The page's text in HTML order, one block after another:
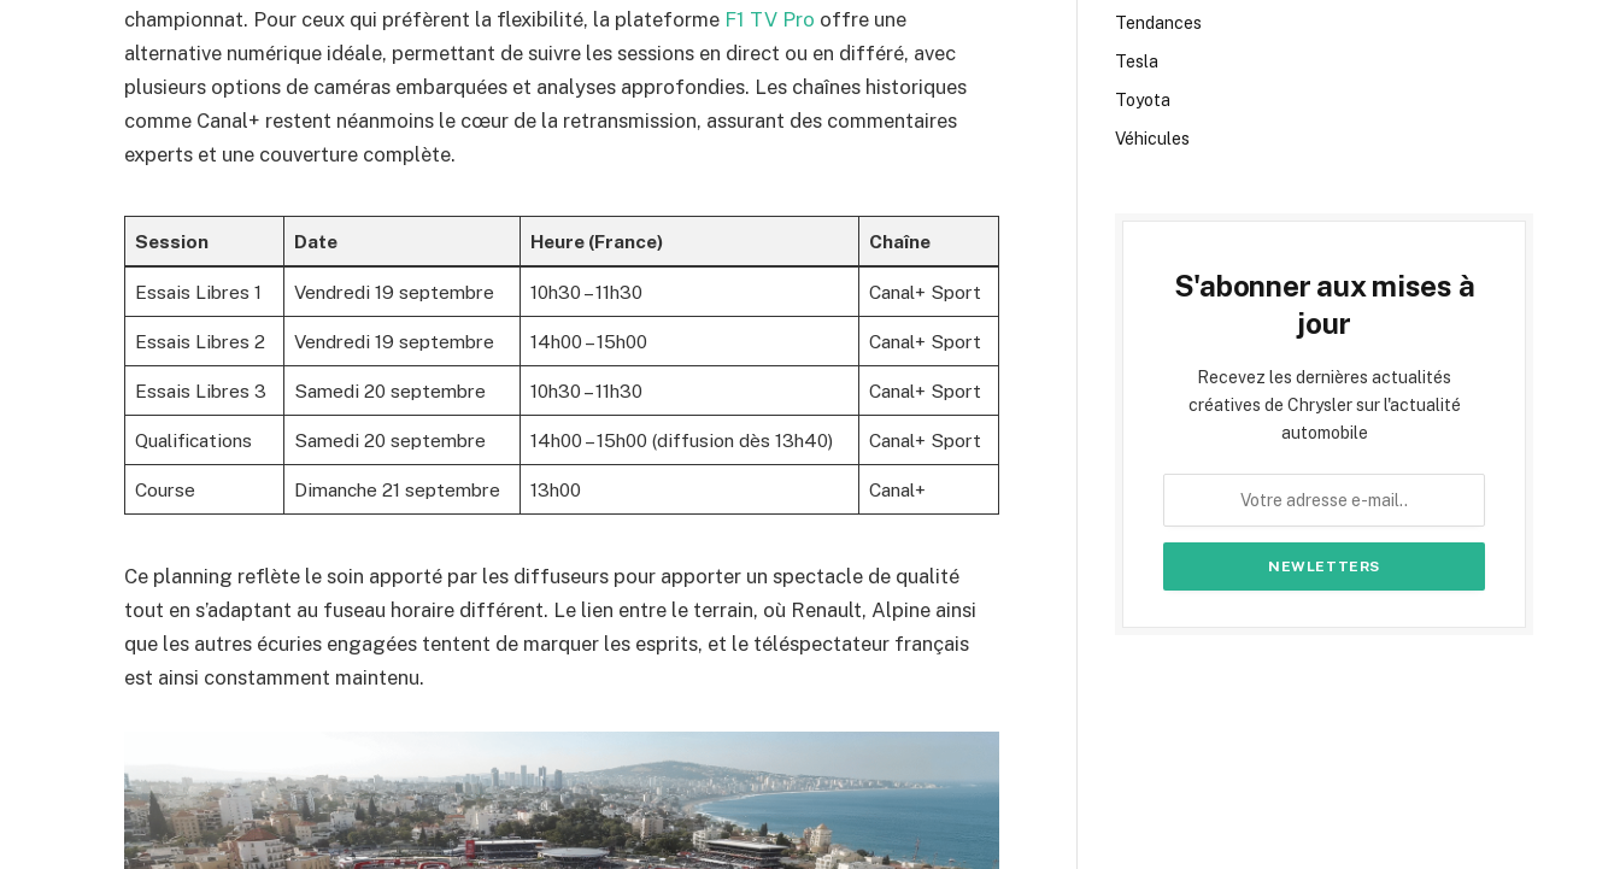
championnat. Pour ceux qui préfèrent la flexibilité, la plateforme F1 TV Pro offre une
alternative numérique idéale, permettant de suivre les sessions en direct ou en différé, avec
plusieurs options de caméras embarquées et analyses approfondies. Les chaînes historiques
comme Canal+ restent néanmoins le cœur de la retransmission, assurant des commentaires
experts et une couverture complète.
Session Date Heure (France) Chaîne
Essais Libres 1 Vendredi 19 septembre 10h30 – 11h30 Canal+ Sport
Essais Libres 2 Vendredi 19 septembre 14h00 – 15h00 Canal+ Sport
Essais Libres 3 Samedi 20 septembre 10h30 – 11h30 Canal+ Sport
Qualifications Samedi 20 septembre 14h00 – 15h00 (diffusion dès 13h40) Canal+ Sport
Course Dimanche 21 septembre 13h00 Canal+
Ce planning reflète le soin apporté par les diffuseurs pour apporter un spectacle de qualité
tout en s’adaptant au fuseau horaire différent. Le lien entre le terrain, où Renault, Alpine ainsi
que les autres écuries engagées tentent de marquer les esprits, et le téléspectateur français
est ainsi constamment maintenu.
Tendances
Tesla
Toyota
Véhicules
S'abonner aux mises à
jour
Recevez les dernières actualités
créatives de Chrysler sur l'actualité
automobile